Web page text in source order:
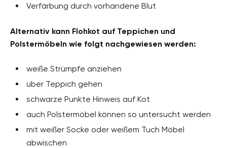
Verfärbung durch vorhandene Blut
Alternativ kann Flohkot auf Teppichen und
Polstermöbeln wie folgt nachgewiesen werden:
weiße Strümpfe anziehen
über Teppich gehen
schwarze Punkte Hinweis auf Kot
auch Polstermöbel können so untersucht werden
mit weißer Socke oder weißem Tuch Möbel
abwischen